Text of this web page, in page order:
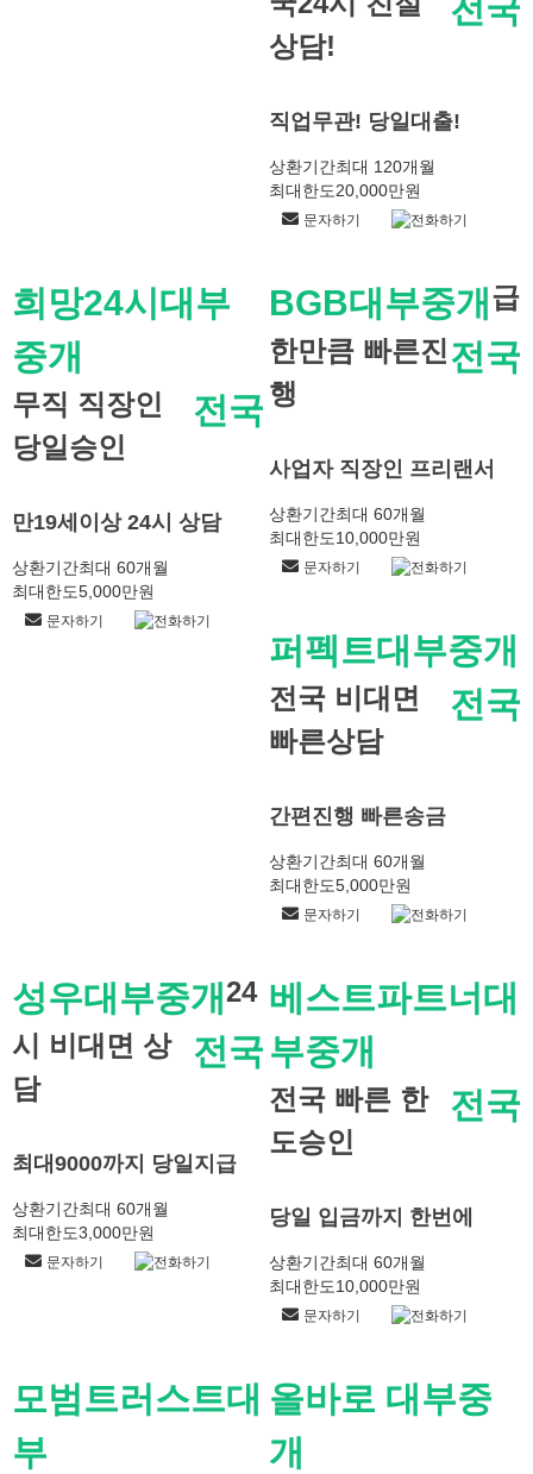
전국
상담!
직업무관! 당일대출!
상환기간최대 120개월
최대한도20,000만원
문자하기 전화하기
희망24시대부
중개
전국
무직 직장인
당일승인
만19세이상 24시 상담
상환기간최대 60개월
최대한도5,000만원
문자하기 전화하기
BGB대부중개
전국
급
한만큼 빠른진
행
사업자 직장인 프리랜서
상환기간최대 60개월
최대한도10,000만원
문자하기 전화하기
퍼펙트대부중개
전국
전국 비대면
빠른상담
간편진행 빠른송금
상환기간최대 60개월
최대한도5,000만원
문자하기 전화하기
성우대부중개
전국
24
시 비대면 상
담
최대9000까지 당일지급
상환기간최대 60개월
최대한도3,000만원
문자하기 전화하기
베스트파트너대
부중개
전국
전국 빠른 한
도승인
당일 입금까지 한번에
상환기간최대 60개월
최대한도10,000만원
문자하기 전화하기
모범트러스트대
부
올바로 대부중
개